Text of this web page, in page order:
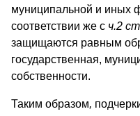
муниципальной и иных
соответствии же с ч.2
защищаются равным
государственная,
собственности.
Таким образом,